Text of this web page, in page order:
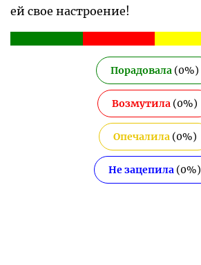
ей свое настроение!
Порадовала (0%)
Возмутила (0%)
Опечалила (0%)
Не зацепила (0%)